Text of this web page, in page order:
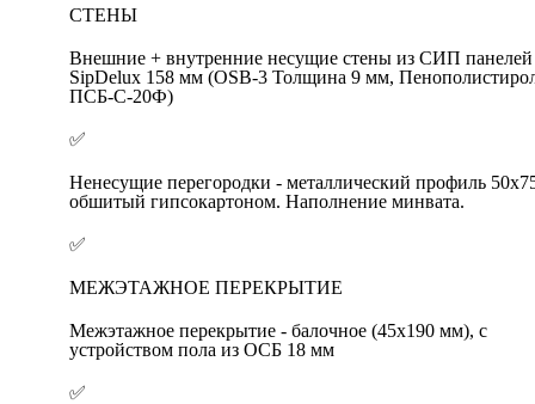
СТЕНЫ
Внешние + внутренние несущие стены из СИП панелей
SipDelux 158 мм (OSB-3 Толщина 9 мм,
ПСБ-С-20Ф)
✅
Ненесущие перегородки - металлический профиль
обшитый гипсокартоном. Наполнение минвата.
✅
МЕЖЭТАЖНОЕ ПЕРЕКРЫТИЕ
Межэтажное перекрытие - балочное (45x190 мм), с
устройством пола из ОСБ 18 мм
✅